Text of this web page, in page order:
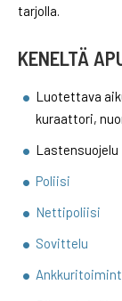
tarjolla.
KENELTÄ
Luotettava
kuraattori,
Lastensuojelu
Poliisi
Nettipoliisi
Sovittelu